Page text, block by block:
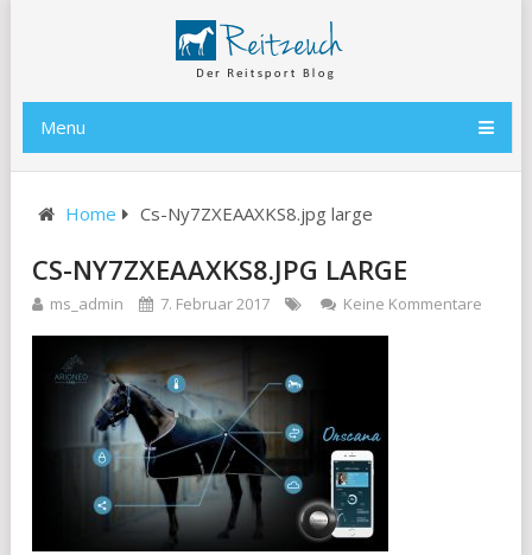
Menu
Home Cs-Ny7ZXEAAXKS8.jpg large
CS-NY7ZXEAAXKS8.JPG LARGE
ms_admin 7. Februar 2017 Keine Kommentare